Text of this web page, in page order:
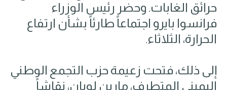
حرائق الغابات. وحضر رئيس الوزراء
فرانسوا بايرو اجتماعاً طارئاً بشأن ارتفاع
الحرارة، الثلاثاء.
إلى ذلك، فتحت زعيمة حزب التجمع الوطني
اليميني المتطرف، مارين لوبان، نقاشاً